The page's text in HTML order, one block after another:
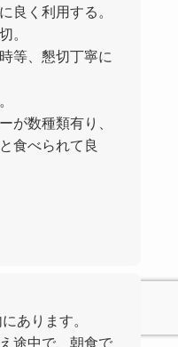
良く利用する。
。
等、懇切丁寧に
が数種類有り、
食べられて良
あります。
途中で、朝食で